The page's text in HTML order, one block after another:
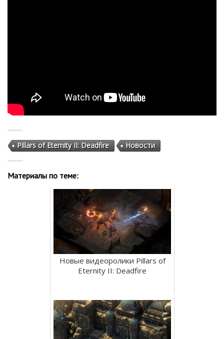
Pillars of Eternity II: Deadfire Новости
Материалы по теме:
Новые видеоролики Pillars of
Eternity II: Deadfire